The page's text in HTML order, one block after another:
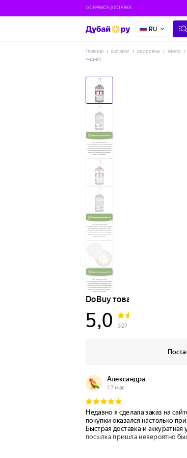
О СЕРВИСЕДОСТАВКА
RU
Главная Каталог Здоровье IHerb
унций)